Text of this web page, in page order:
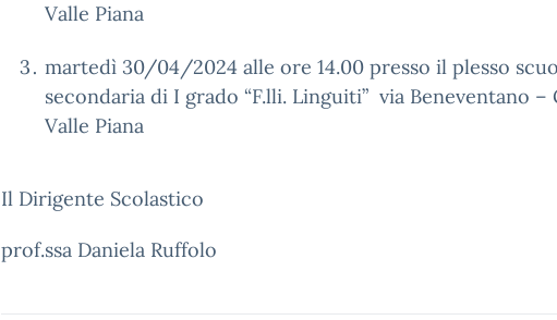
Valle Piana
martedì 30/04/2024 alle ore 14.00 presso il plesso
secondaria di I grado “F.lli. Linguiti” via Beneventano –
Valle Piana
Il Dirigente Scolastico
prof.ssa Daniela Ruffolo